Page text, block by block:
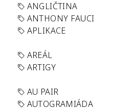
ANGLIČTINA
ANTHONY FAUCI
APLIKACE
AREÁL
ARTIGY
AU PAIR
AUTOGRAMIÁDA